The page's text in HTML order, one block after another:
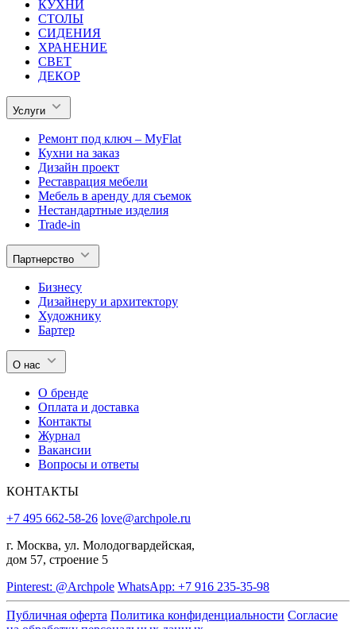
КУХНИ
СТОЛЫ
СИДЕНИЯ
ХРАНЕНИЕ
СВЕТ
ДЕКОР
Услуги
Ремонт под ключ – MyFlat
Кухни на заказ
Дизайн проект
Реставрация мебели
Мебель в аренду для съемок
Нестандартные изделия
Trade-in
Партнерство
Бизнесу
Дизайнеру и архитектору
Художнику
Бартер
О нас
О бренде
Оплата и доставка
Контакты
Журнал
Вакансии
Вопросы и ответы
КОНТАКТЫ
+7 495 662-58-26 love@archpole.ru
г. Москва, ул. Молодогвардейская,
дом 57, строение 5
Pinterest: @Archpole WhatsApp: +7 916 235-35-98
Публичная оферта Политика конфиденциальности Согласие